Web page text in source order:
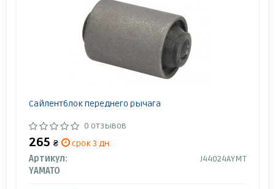
Сайлентблок переднего рычага
0 отзывов
265 ₴
срок 3 дн.
Артикул:
J44024AYMT
YAMATO